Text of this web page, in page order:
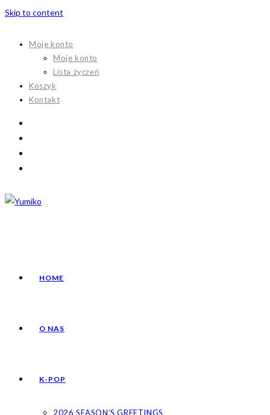
Skip to content
Moje konto
Moje konto
Lista życzeń
Koszyk
Kontakt
HOME
O NAS
K-POP
2026 SEASON’S GREETINGS